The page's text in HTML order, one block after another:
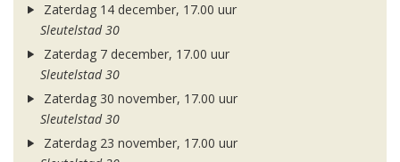
Zaterdag 14 december, 17.00 uur
Sleutelstad 30
Zaterdag 7 december, 17.00 uur
Sleutelstad 30
Zaterdag 30 november, 17.00 uur
Sleutelstad 30
Zaterdag 23 november, 17.00 uur